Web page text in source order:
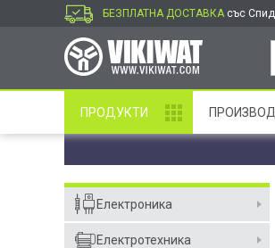
БЕЗПЛАТНА ДОСТАВКА със
ПРОДУКТИ
Електроника
Електротехника